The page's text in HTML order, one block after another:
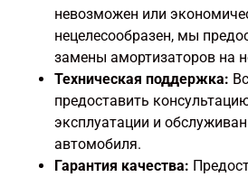
невозможен или
нецелесообразен, мы
замены амортизаторов на
Техническая поддержка:
предоставить
эксплуатации и
автомобиля.
Гарантия качества: